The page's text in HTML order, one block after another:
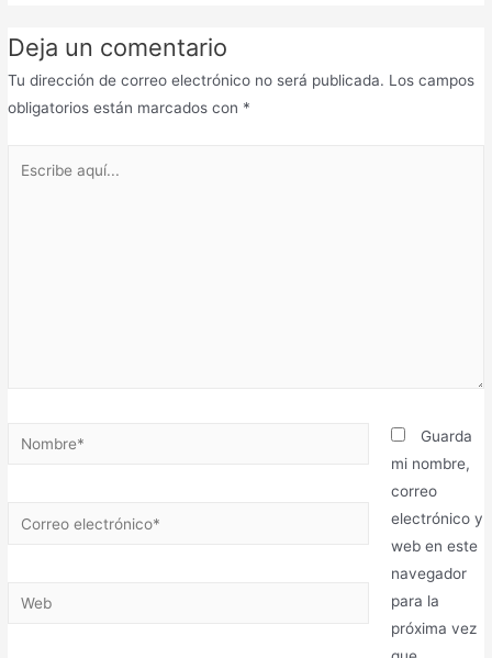
Deja un comentario
Tu dirección de correo electrónico no será publicada. Los campos
obligatorios están marcados con *
Guarda
mi nombre,
correo
electrónico y
web en este
navegador
para la
próxima vez